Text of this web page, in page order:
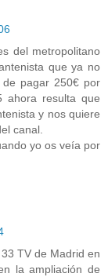
del metropolitano
que ya no
de pagar 250€ por
ahora resulta que
y nos quiere
canal.
yo os veía por
TV de Madrid en
la ampliación de